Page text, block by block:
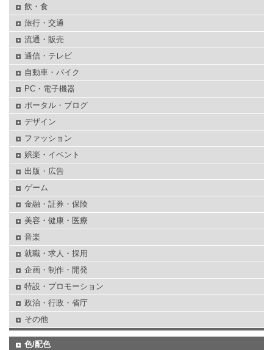
飲・食
旅行・交通
流通・販売
通信・テレビ
自動車・バイク
PC・電子機器
ポータル・ブログ
デザイン
ファッション
娯楽・イベント
出版・広告
ゲーム
金融・証券・保険
美容・健康・医療
音楽
就職・求人・採用
企画・制作・開発
特設・プロモーション
政治・行政・省庁
その他
色/配色